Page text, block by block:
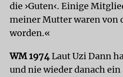
die ›Guten‹. Einige
meiner Mutter waren von
worden.«
WM 1974 Laut Uzi Dann
und nie wieder danach